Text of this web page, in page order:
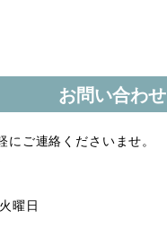
お問い合わせ
ご連絡くださいませ。
曜日